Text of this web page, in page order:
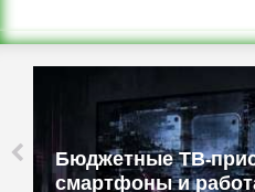
Бюджетные ТВ-
смартфоны и